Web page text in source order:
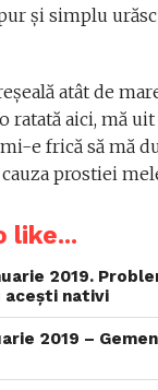
și simplu
atât de
ratată aici, mă
e frică să mă
prostiei
like...
2019.
acești nativi
2019 –